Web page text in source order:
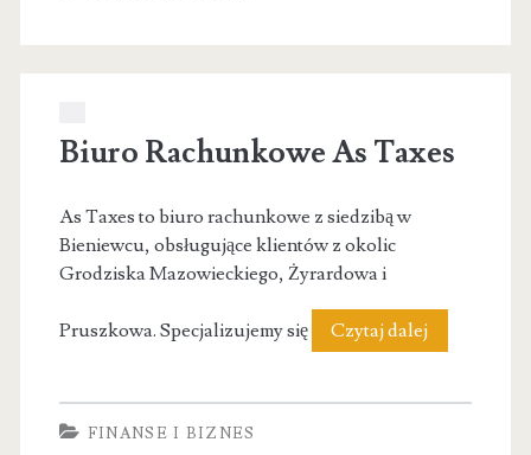
Biuro Rachunkowe As Taxes
As Taxes to biuro rachunkowe z siedzibą w
Bieniewcu, obsługujące klientów z okolic
Grodziska Mazowieckiego, Żyrardowa i
Pruszkowa. Specjalizujemy się Czytaj dalejBiuro
FINANSE I BIZNES